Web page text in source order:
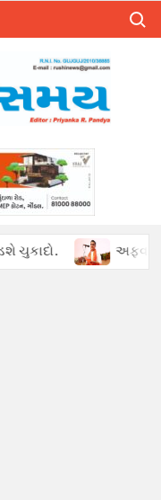
અફવાઓથી હડકંપ :